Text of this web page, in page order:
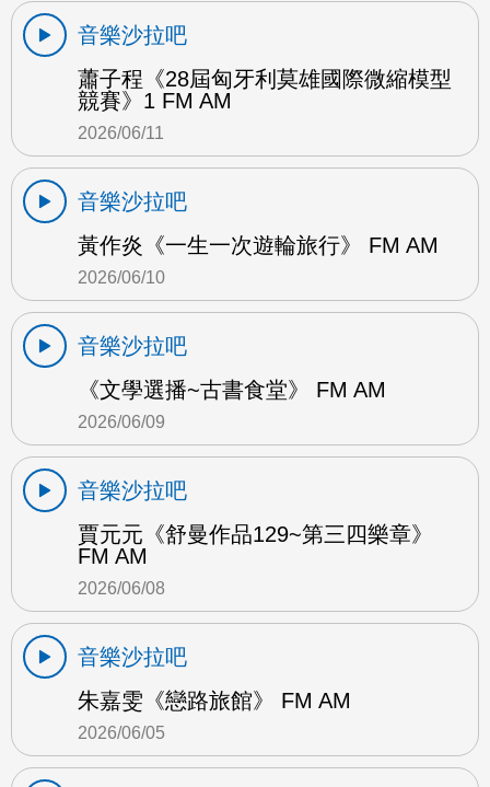
音樂沙拉吧
蕭子程《28屆匈牙利莫雄國際微縮模型
競賽》1 FM AM
2026/06/11
音樂沙拉吧
黃作炎《一生一次遊輪旅行》 FM AM
2026/06/10
音樂沙拉吧
《文學選播~古書食堂》 FM AM
2026/06/09
音樂沙拉吧
賈元元《舒曼作品129~第三四樂章》
FM AM
2026/06/08
音樂沙拉吧
朱嘉雯《戀路旅館》 FM AM
2026/06/05